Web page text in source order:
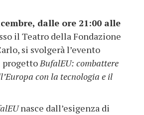
dalle ore 21:00 alle
il Teatro della Fondazione
si svolgerà l’evento
progettoBufalEU: combattere
con la tecnologia e il
nasce dall’esigenza di